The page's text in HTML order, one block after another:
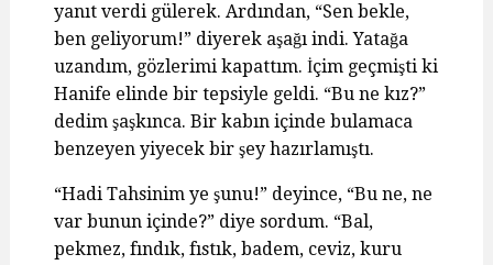
yanıt verdi gülerek. Ardından, “Sen bekle,
ben geliyorum!” diyerek aşağı indi. Yatağa
uzandım, gözlerimi kapattım. İçim geçmişti ki
Hanife elinde bir tepsiyle geldi. “Bu ne kız?”
dedim şaşkınca. Bir kabın içinde bulamaca
benzeyen yiyecek bir şey hazırlamıştı.
“Hadi Tahsinim ye şunu!” deyince, “Bu ne, ne
var bunun içinde?” diye sordum. “Bal,
pekmez, fındık, fıstık, badem, ceviz, kuru